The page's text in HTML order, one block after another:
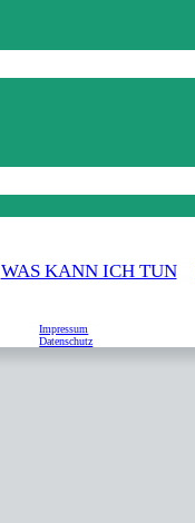
WAS KANN ICH TUN
Impressum
Datenschutz